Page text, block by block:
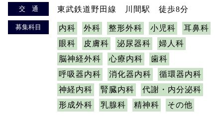
交 通 東武鉄道野田線 川間駅 徒歩8分
募集科目 内科 外科 整形外科 小児科
耳鼻科
眼科
皮膚科 泌尿器科
婦人科
脳神経外科
心療内科
歯科
呼吸器内科
消化器内科
循環器内科
神経内科
腎臓内科
代謝・内分泌科
形成外科
乳腺科 精神科 その他